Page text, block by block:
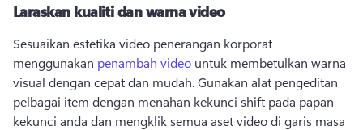
Laraskan kualiti dan warna video
Sesuaikan estetika video penerangan korporat
menggunakan penambah video untuk membetulkan warna
visual dengan cepat dan mudah. Gunakan alat pengeditan
pelbagai item dengan menahan kekunci shift pada papan
kekunci anda dan mengklik semua aset video di garis masa